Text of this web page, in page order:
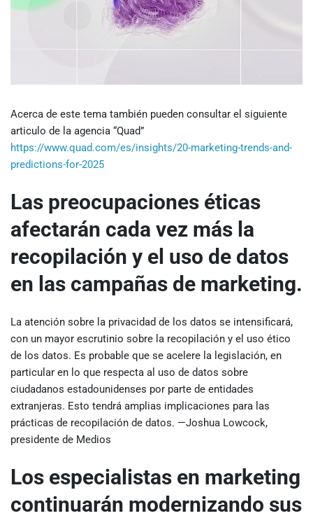
Acerca de este tema también pueden consultar el siguiente
articulo de la agencia “Quad”
https://www.quad.com/es/insights/20-marketing-trends-and-
predictions-for-2025
Las preocupaciones éticas
afectarán cada vez más la
recopilación y el uso de datos
en las campañas de marketing.
La atención sobre la privacidad de los datos se intensificará,
con un mayor escrutinio sobre la recopilación y el uso ético
de los datos. Es probable que se acelere la legislación, en
particular en lo que respecta al uso de datos sobre
ciudadanos estadounidenses por parte de entidades
extranjeras. Esto tendrá amplias implicaciones para las
prácticas de recopilación de datos. —Joshua Lowcock,
presidente de Medios
Los especialistas en marketing
continuarán modernizando sus